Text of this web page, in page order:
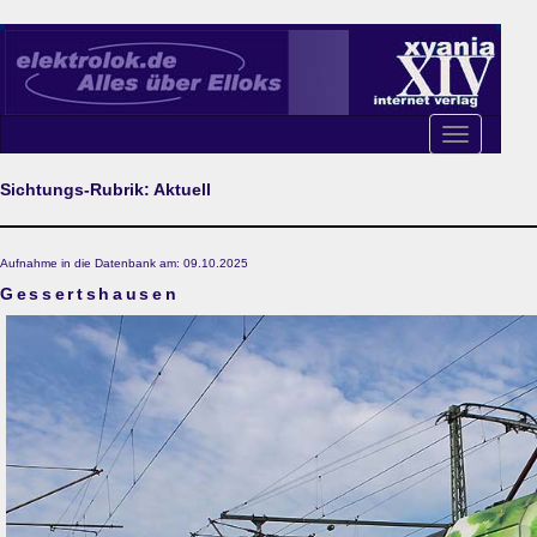
Toggle
navigation
Sichtungs-Rubrik: Aktuell
Aufnahme in die Datenbank am: 09.10.2025
Gessertshausen